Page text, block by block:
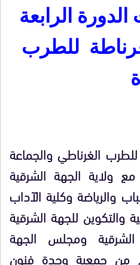
الدورة الرابعة
للطرب
الغرناطي والجماعة
ولاية الجهة الشرقية
والرياضة وكلية الآداب
والتكوين للجهة الشرقية
الشرقية ومجلس الجهة
من جمعية وجدة فنون